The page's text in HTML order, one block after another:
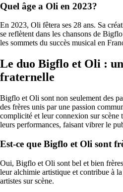
Quel âge a Oli en 2023?
En 2023, Oli fêtera ses 28 ans. Sa
se reflètent dans les chansons de
les sommets du succès musical en
Le duo Bigflo et Oli :
fraternelle
Bigflo et Oli sont non seulement des
des frères unis par une passion
complicité et leur connexion sur scène
leurs performances, faisant vibrer le
Est-ce que Bigflo et Oli sont
Oui, Bigflo et Oli sont bel et bien
leur alchimie artistique et contribue à
artistes sur scène.